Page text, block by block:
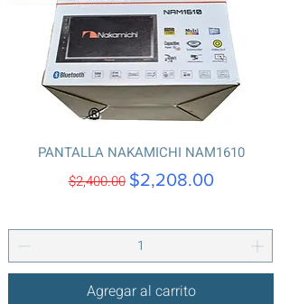
PANTALLA NAKAMICHI NAM1610
Precio
$2,400.00 Precio de oferta
$2,208.00
Agregar al carrito